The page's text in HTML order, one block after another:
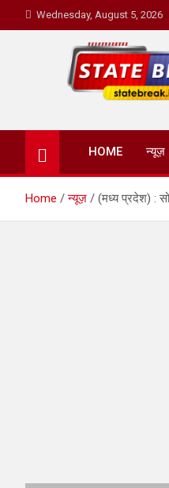
to
Wednesday, August 5, 2026
State
HOME न्यूज़
Home न्यूज़ (मध्य प्रदेश) :